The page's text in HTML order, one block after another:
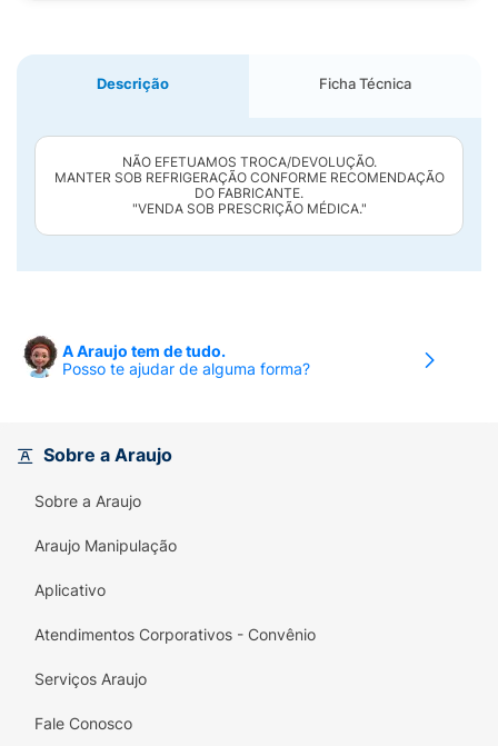
Descrição Ficha Técnica
NÃO EFETUAMOS TROCA/DEVOLUÇÃO.
MANTER SOB REFRIGERAÇÃO CONFORME RECOMENDAÇÃO
DO FABRICANTE.
"VENDA SOB PRESCRIÇÃO MÉDICA."
A Araujo tem de tudo.
Posso te ajudar de alguma forma?
Sobre a Araujo
Sobre a Araujo
Araujo Manipulação
Aplicativo
Atendimentos Corporativos - Convênio
Serviços Araujo
Fale Conosco